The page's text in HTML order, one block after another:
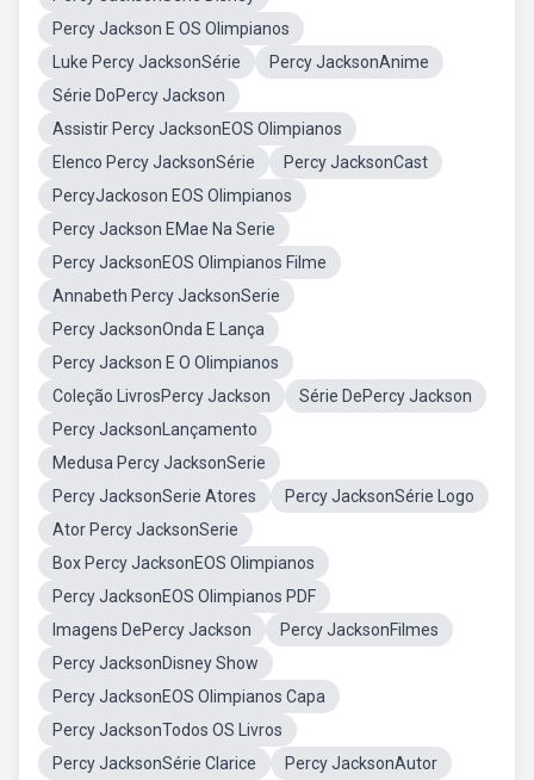
Percy Jackson E OS Olimpianos
Luke Percy JacksonSérie
Percy JacksonAnime
Série DoPercy Jackson
Assistir Percy JacksonEOS Olimpianos
Elenco Percy JacksonSérie
Percy JacksonCast
PercyJackoson EOS Olimpianos
Percy Jackson EMae Na Serie
Percy JacksonEOS Olimpianos Filme
Annabeth Percy JacksonSerie
Percy JacksonOnda E Lança
Percy Jackson E O Olimpianos
Coleção LivrosPercy Jackson
Série DePercy Jackson
Percy JacksonLançamento
Medusa Percy JacksonSerie
Percy JacksonSerie Atores
Percy JacksonSérie Logo
Ator Percy JacksonSerie
Box Percy JacksonEOS Olimpianos
Percy JacksonEOS Olimpianos PDF
Imagens DePercy Jackson
Percy JacksonFilmes
Percy JacksonDisney Show
Percy JacksonEOS Olimpianos Capa
Percy JacksonTodos OS Livros
Percy JacksonSérie Clarice
Percy JacksonAutor